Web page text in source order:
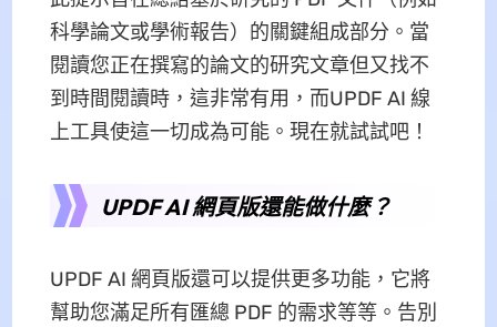
科學論文或學術報告）的關鍵組成部分。當
閱讀您正在撰寫的論文的研究文章但又找不
到時間閱讀時，這非常有用，而UPDF AI 線
上工具使這一切成為可能。現在就試試吧！
UPDF AI 網頁版還能做什麼？
UPDF AI 網頁版還可以提供更多功能，它將
幫助您滿足所有匯總 PDF 的需求等等。告別